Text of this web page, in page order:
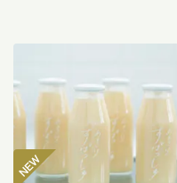
甘酒すぱっしゅ
送料込 3,560